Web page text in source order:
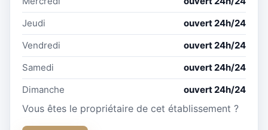
Jeudi
ouvert 24h/24
Vendredi
ouvert 24h/24
Samedi
ouvert 24h/24
Dimanche
ouvert 24h/24
Vous êtes le propriétaire de cet établissement ?